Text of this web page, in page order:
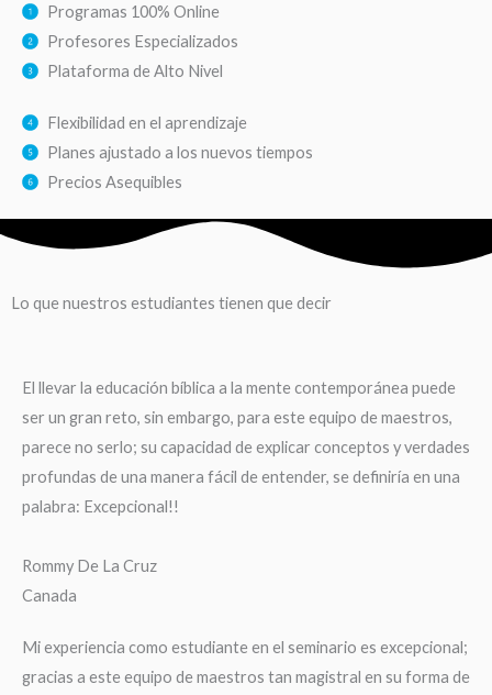
Programas 100% Online
Profesores Especializados
Plataforma de Alto Nivel
Flexibilidad en el aprendizaje
Planes ajustado a los nuevos tiempos
Precios Asequibles
Lo que nuestros estudiantes tienen que decir
El llevar la educación bíblica a la mente contemporánea puede
ser un gran reto, sin embargo, para este equipo de maestros,
parece no serlo; su capacidad de explicar conceptos y verdades
profundas de una manera fácil de entender, se definiría en una
palabra: Excepcional!!
Rommy De La Cruz
Canada
Mi experiencia como estudiante en el seminario es excepcional;
gracias a este equipo de maestros tan magistral en su forma de